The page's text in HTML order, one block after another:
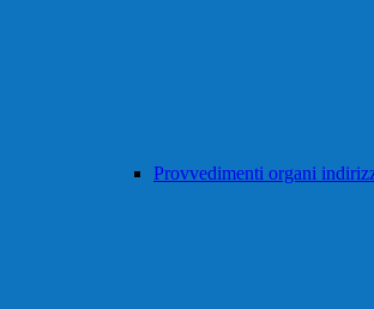
Provvedimenti organi